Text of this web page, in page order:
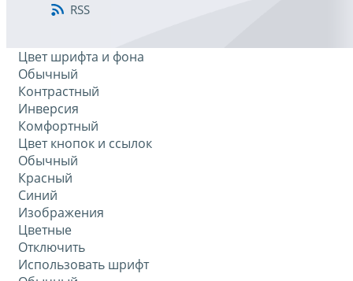
RSS
Цвет шрифта и фона
Обычный
Контрастный
Инверсия
Комфортный
Цвет кнопок и ссылок
Обычный
Красный
Синий
Изображения
Цветные
Отключить
Использовать шрифт